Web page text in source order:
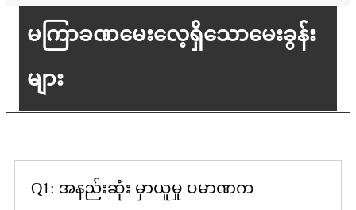
မကြာခဏမေးလေ့ရှိသောမေးခွန်း
များ
Q1: အနည်းဆုံး မှာယူမှု ပမာဏက